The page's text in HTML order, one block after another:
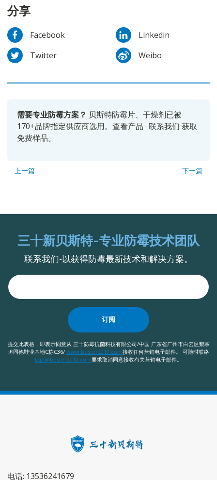
分享
Facebook
Linkedin
Twitter
Weibo
需要专业防霉方案？ 贝斯特防霉片、干燥剂已被
170+品牌指定供应商选用。 查看产品 · 联系我们 获取
免费样品。
上一篇 下一篇
三十新贝斯特-专业防霉技术团队
联系我们-以获得防霉最新技术和解决方案。
订阅
提交此表格，即表示同意从 三十防霉抗菌科技有限公司/中国 广东省广州市白云区鹅掌
坦同德鞋业基地C栋C36/ www.bester2010.com接收任何营销电子邮件。 可随时联络
Lqb@bester2010.com要求取消同意接收有关营销电子邮件。
电话: 13536241679